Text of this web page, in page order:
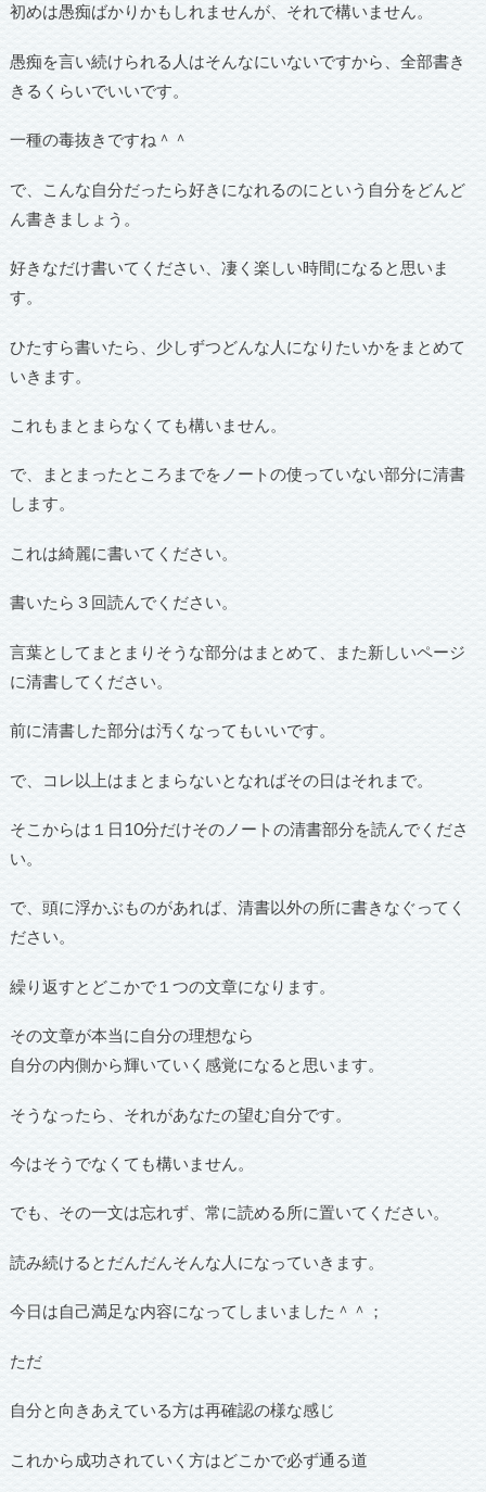
初めは愚痴ばかりかもしれませんが、それで構いません。
愚痴を言い続けられる人はそんなにいないですから、全部書き
きるくらいでいいです。
一種の毒抜きですね＾＾
で、こんな自分だったら好きになれるのにという自分をどんど
ん書きましょう。
好きなだけ書いてください、凄く楽しい時間になると思いま
す。
ひたすら書いたら、少しずつどんな人になりたいかをまとめて
いきます。
これもまとまらなくても構いません。
で、まとまったところまでをノートの使っていない部分に清書
します。
これは綺麗に書いてください。
書いたら３回読んでください。
言葉としてまとまりそうな部分はまとめて、また新しいページ
に清書してください。
前に清書した部分は汚くなってもいいです。
で、コレ以上はまとまらないとなればその日はそれまで。
そこからは１日10分だけそのノートの清書部分を読んでくださ
い。
で、頭に浮かぶものがあれば、清書以外の所に書きなぐってく
ださい。
繰り返すとどこかで１つの文章になります。
その文章が本当に自分の理想なら
自分の内側から輝いていく感覚になると思います。
そうなったら、それがあなたの望む自分です。
今はそうでなくても構いません。
でも、その一文は忘れず、常に読める所に置いてください。
読み続けるとだんだんそんな人になっていきます。
今日は自己満足な内容になってしまいました＾＾；
ただ
自分と向きあえている方は再確認の様な感じ
これから成功されていく方はどこかで必ず通る道